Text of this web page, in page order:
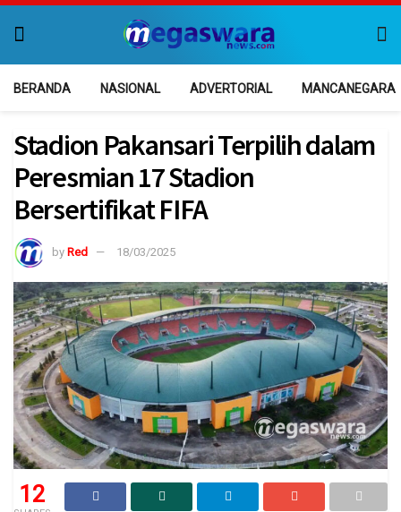
BERANDA NASIONAL ADVERTORIAL MANCANEGARA
Stadion Pakansari Terpilih dalam
Peresmian 17 Stadion
Bersertifikat FIFA
by Red 18/03/2025
12